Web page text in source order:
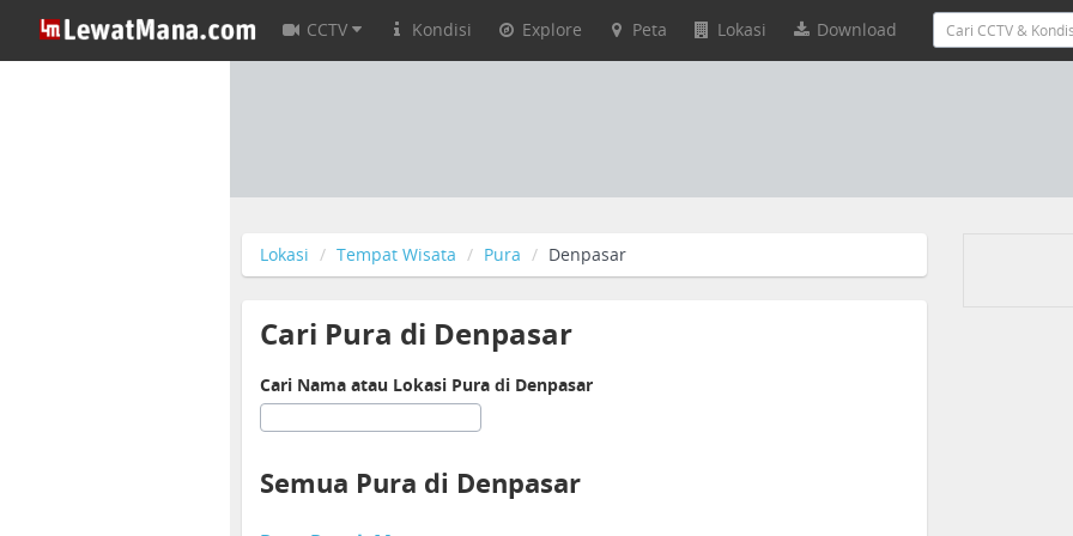
CCTV Kondisi Explore Peta Lokasi Download
Lokasi Tempat Wisata Pura Denpasar
Cari Pura di Denpasar
Cari Nama atau Lokasi Pura di Denpasar
Semua Pura di Denpasar